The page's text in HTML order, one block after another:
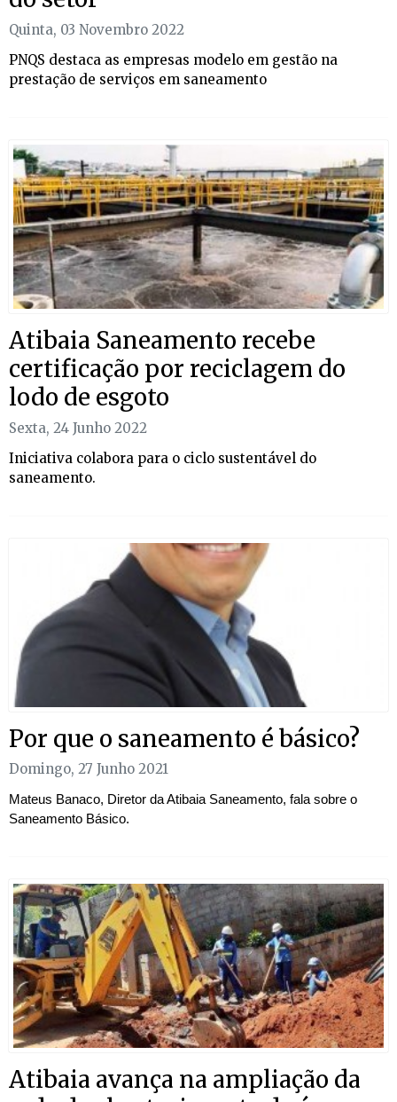
Quinta, 03 Novembro 2022
PNQS destaca as empresas modelo em gestão na
prestação de serviços em saneamento
Atibaia Saneamento recebe
certificação por reciclagem do
lodo de esgoto
Sexta, 24 Junho 2022
Iniciativa colabora para o ciclo sustentável do
saneamento.
Por que o saneamento é básico?
Domingo, 27 Junho 2021
Mateus Banaco, Diretor da Atibaia Saneamento, fala sobre o
Saneamento Básico.
Atibaia avança na ampliação da